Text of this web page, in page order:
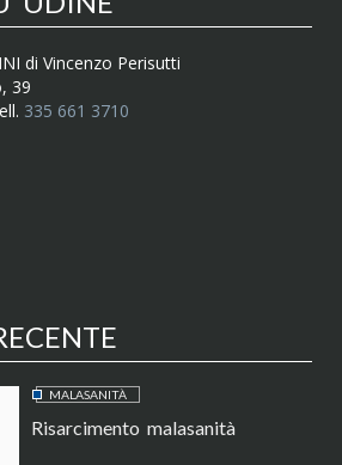
di Vincenzo Perisutti
39
335 661 3710
MALASANITÀ
Risarcimento malasanità